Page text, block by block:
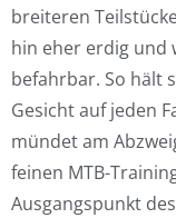
breiteren
hin eher erdig und
befahrbar. So hält
Gesicht auf jeden
mündet am
feinen MTB-
Ausgangspunkt